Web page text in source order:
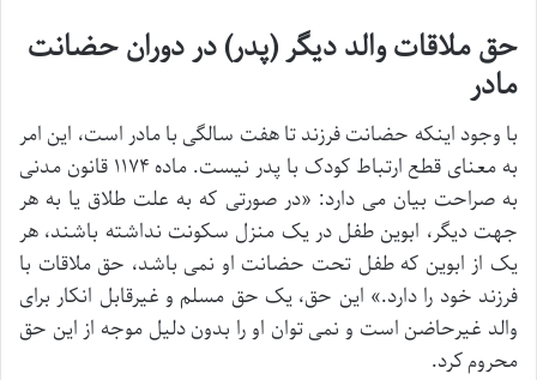
حق ملاقات والد دیگر (پدر) در دوران حضانت
مادر
با وجود اینکه حضانت فرزند تا هفت سالگی با مادر است، این امر
به معنای قطع ارتباط کودک با پدر نیست. ماده ۱۱۷۴ قانون مدنی
به صراحت بیان می دارد: «در صورتی که به علت طلاق یا به هر
جهت دیگر، ابوین طفل در یک منزل سکونت نداشته باشند، هر
یک از ابوین که طفل تحت حضانت او نمی باشد، حق ملاقات با
فرزند خود را دارد.» این حق، یک حق مسلم و غیرقابل انکار برای
والد غیرحاضن است و نمی توان او را بدون دلیل موجه از این حق
محروم کرد.